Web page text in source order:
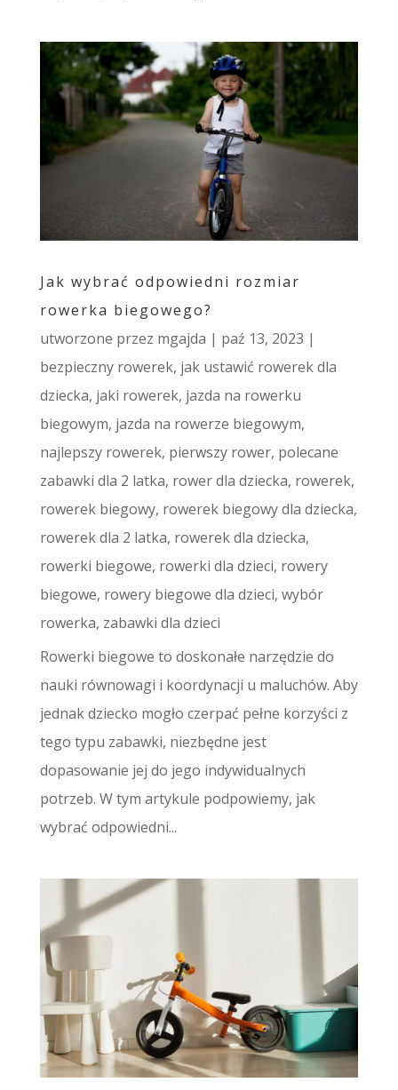
Jak wybrać odpowiedni rozmiar
rowerka biegowego?
utworzone przez mgajda | paź 13, 2023 |
bezpieczny rowerek, jak ustawić rowerek dla
dziecka, jaki rowerek, jazda na rowerku
biegowym, jazda na rowerze biegowym,
najlepszy rowerek, pierwszy rower, polecane
zabawki dla 2 latka, rower dla dziecka, rowerek,
rowerek biegowy, rowerek biegowy dla dziecka,
rowerek dla 2 latka, rowerek dla dziecka,
rowerki biegowe, rowerki dla dzieci, rowery
biegowe, rowery biegowe dla dzieci, wybór
rowerka, zabawki dla dzieci
Rowerki biegowe to doskonałe narzędzie do
nauki równowagi i koordynacji u maluchów. Aby
jednak dziecko mogło czerpać pełne korzyści z
tego typu zabawki, niezbędne jest
dopasowanie jej do jego indywidualnych
potrzeb. W tym artykule podpowiemy, jak
wybrać odpowiedni...